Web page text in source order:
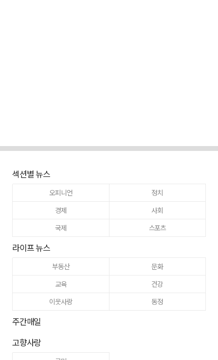
섹션별 뉴스
오피니언
정치
경제
사회
국제
스포츠
라이프 뉴스
부동산
문화
교육
건강
이웃사랑
동정
주간매일
고향사랑